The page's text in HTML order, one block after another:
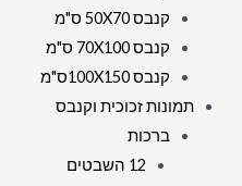
קנבס 50X70 ס"מ
קנבס 70X100 ס"מ
קנבס 100X150ס"מ
תמונות זכוכית וקנבס
ברכות
12 השבטים